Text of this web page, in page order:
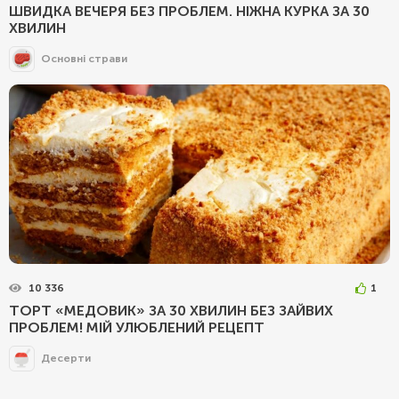
ШВИДКА ВЕЧЕРЯ БЕЗ ПРОБЛЕМ. НІЖНА КУРКА ЗА 30
ХВИЛИН
Основні страви
10 336 1
ТОРТ «МЕДОВИК» ЗА 30 ХВИЛИН БЕЗ ЗАЙВИХ
ПРОБЛЕМ! МІЙ УЛЮБЛЕНИЙ РЕЦЕПТ
Десерти